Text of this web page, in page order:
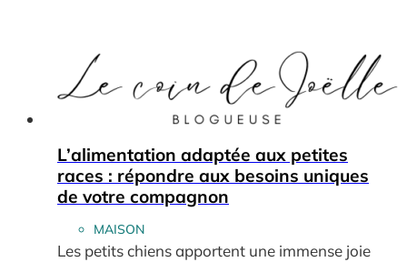
L’alimentation adaptée aux petites
races : répondre aux besoins uniques
de votre compagnon
MAISON
Les petits chiens apportent une immense joie